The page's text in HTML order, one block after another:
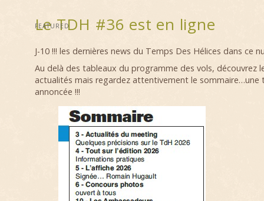
Le TDH #36 est en ligne
FEATURED
J-10 !!! les dernières news du Temps Des Hélices dans ce
Au delà des tableaux du programme des vols, découvrez
actualités mais regardez attentivement le sommaire…une
annoncée !!!